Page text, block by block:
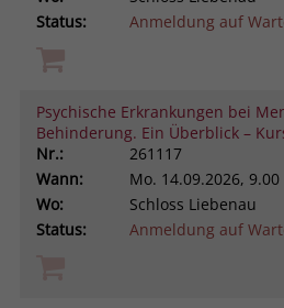
Status:
Anmeldung auf
Psychische Erkrankungen bei
Behinderung. Ein Überblick –
Nr.:
261117
Wann:
Mo. 14.09.2026,
Wo:
Schloss Liebenau
Status:
Anmeldung auf